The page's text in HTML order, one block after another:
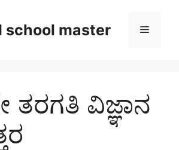
school master Menu
ತರಗತಿ ವಿಜ್ಞಾನ